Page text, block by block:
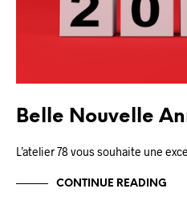
Belle Nouvelle
L’atelier 78 vous souhaite une
CONTINUE READING